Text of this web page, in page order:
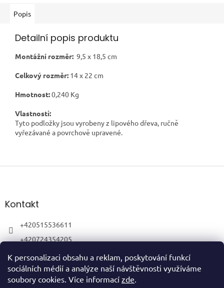
K personalizaci obsahu a reklam, poskytování funkcí
sociálních médií a analýze naší návštěvnosti využíváme
soubory cookies. Více informací zde.
Popis
Detailní popis produktu
Montážní rozměr: 9,5 x 18,5 cm
Celkový rozměr: 14x 22 cm
Hmotnost:0,240 Kg
Vlastnosti:
Tyto podložky jsou vyrobeny z lipového dřeva, ručně
vyřezávané a povrchově upravené.
Z
aKontakt
+420515536611
+420724354205